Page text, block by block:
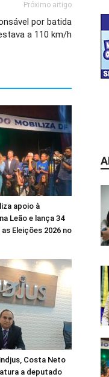
Próximo artigo
por batida
a 110 km/h
apoio à
Leão e lança 34
Eleições 2026 no
Costa Neto
a deputado